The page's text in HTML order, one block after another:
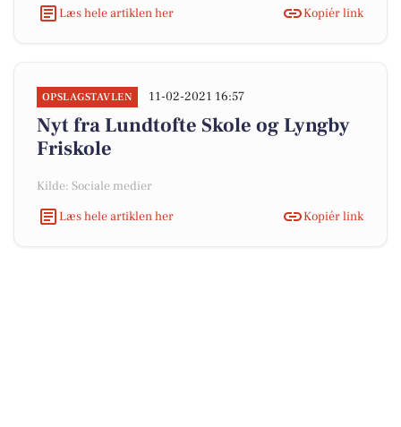
Læs hele artiklen her
Kopiér link
OPSLAGSTAVLEN 11-02-2021 16:57
Nyt fra Lundtofte Skole og Lyngby
Friskole
Kilde: Sociale medier
Læs hele artiklen her
Kopiér link